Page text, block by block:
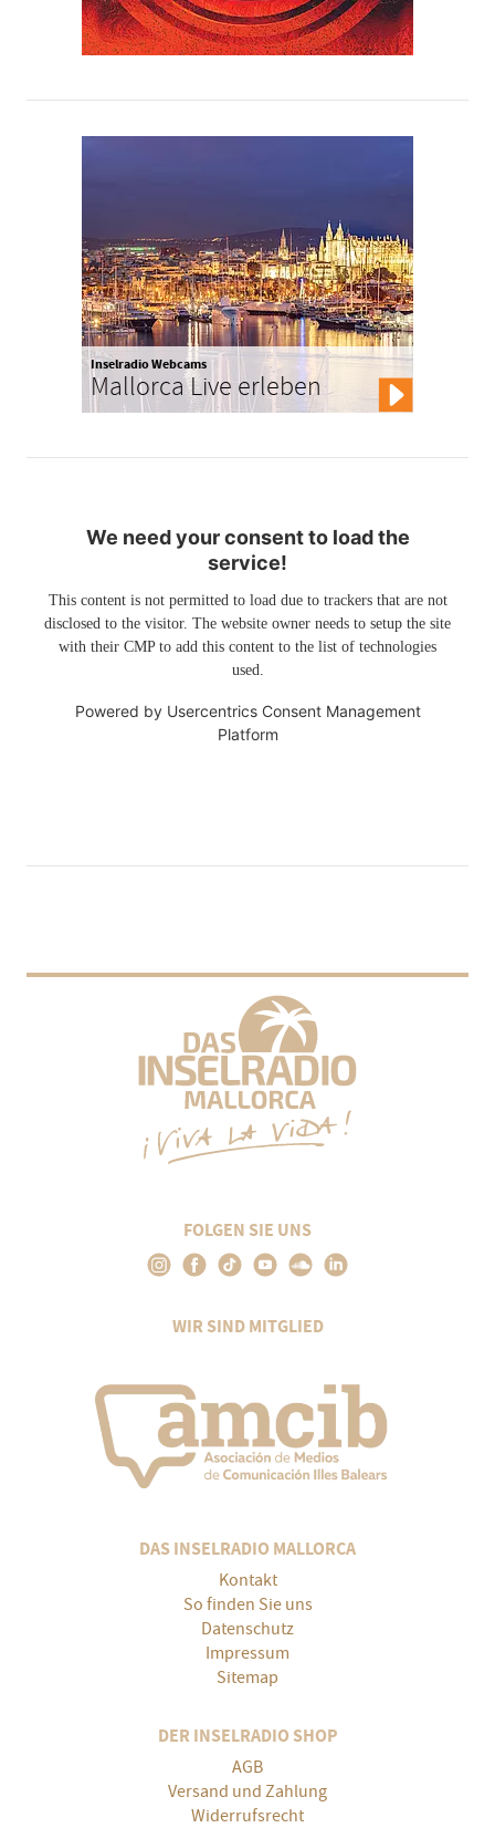
Inselradio Webcams
Mallorca Live erleben
We need your consent to load the
service!
This content is not permitted to load due to trackers that are not
disclosed to the visitor. The website owner needs to setup the site
with their CMP to add this content to the list of technologies
used.
Powered by Usercentrics Consent Management
Platform
FOLGEN SIE UNS
WIR SIND MITGLIED
DAS INSELRADIO MALLORCA
Kontakt
So finden Sie uns
Datenschutz
Impressum
Sitemap
DER INSELRADIO SHOP
AGB
Versand und Zahlung
Widerrufsrecht